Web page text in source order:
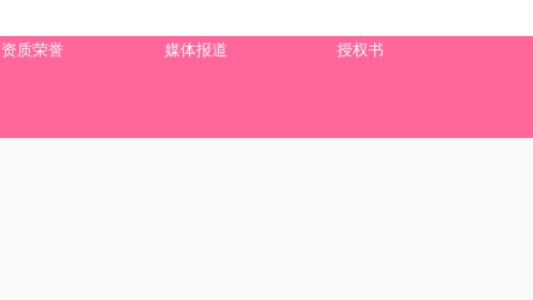
资质荣誉 媒体报道 授权书